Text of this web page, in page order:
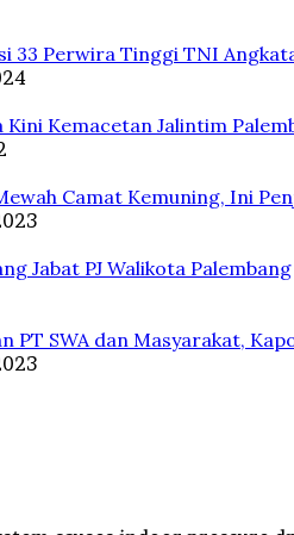
33 Perwira Tinggi TNI
Kini Kemacetan Jalintim
Camat Kemuning, Ini
Jabat PJ Walikota Palembang
PT SWA dan Masyarakat,